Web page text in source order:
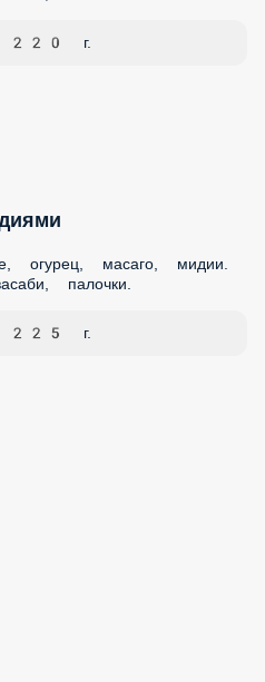
220 г.
масаго, мидии. Соевый
225 г.